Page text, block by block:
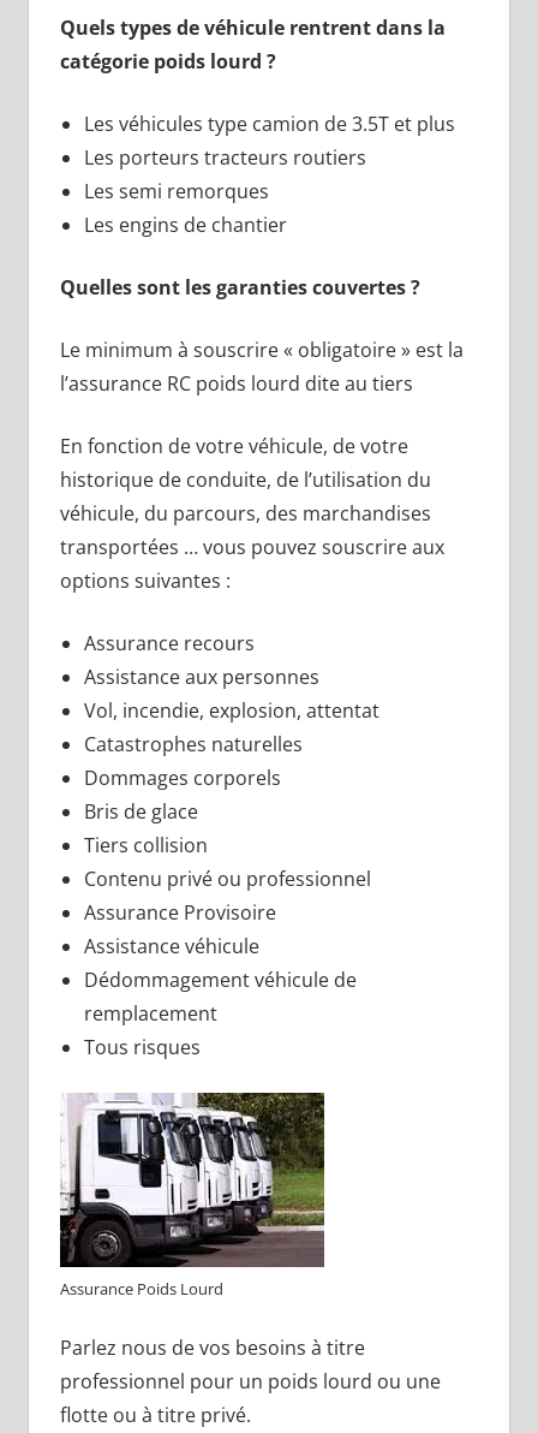
Quels types de véhicule rentrent dans la
catégorie poids lourd ?
Les véhicules type camion de 3.5T et plus
Les porteurs tracteurs routiers
Les semi remorques
Les engins de chantier
Quelles sont les garanties couvertes ?
Le minimum à souscrire « obligatoire » est la
l’assurance RC poids lourd dite au tiers
En fonction de votre véhicule, de votre
historique de conduite, de l’utilisation du
véhicule, du parcours, des marchandises
transportées … vous pouvez souscrire aux
options suivantes :
Assurance recours
Assistance aux personnes
Vol, incendie, explosion, attentat
Catastrophes naturelles
Dommages corporels
Bris de glace
Tiers collision
Contenu privé ou professionnel
Assurance Provisoire
Assistance véhicule
Dédommagement véhicule de
remplacement
Tous risques
Assurance Poids Lourd
Parlez nous de vos besoins à titre
professionnel pour un poids lourd ou une
flotte ou à titre privé.